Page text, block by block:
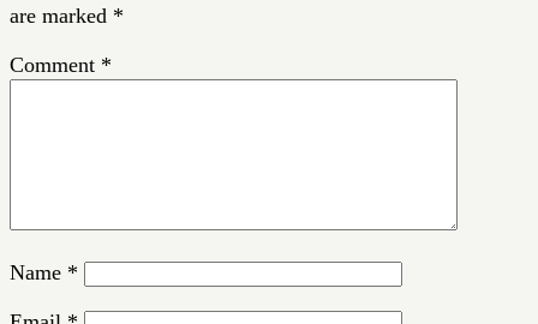
are marked *
Comment *
Name *